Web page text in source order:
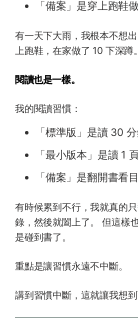
「備案」是穿上跑鞋
有一天下大雨，我根本不想
上跑鞋，在家做了 10 下深蹲。
閱讀也是一樣。
我的閱讀習慣：
「標準版」是讀 30
「最小版本」是讀 1
「備案」是翻開書看
有時候累到不行，我就真的
錄，然後就闔上了。 但這樣
是碰到書了。
重點是讓習慣永遠不中斷。
講到習慣中斷，這就讓我想到